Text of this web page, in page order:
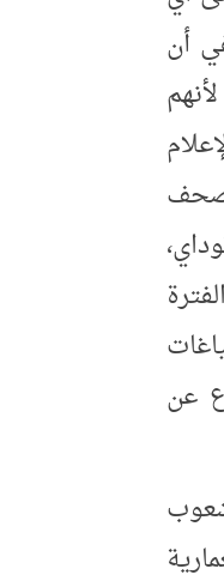
أن
مقالاً خلال الفترة
عن